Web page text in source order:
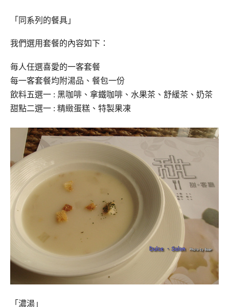
「同系列的餐具」
我們選用套餐的內容如下：
毎人任選喜愛的一客套餐
每一客套餐均附湯品、餐包一份
飲料五選一 : 黑咖啡、拿鐵咖啡、水果茶、舒緩茶、奶茶
甜點二選一 : 精緻蛋糕、特製果凍
「濃湯」